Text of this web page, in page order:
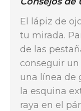
El lápiz de
tu mirada.
de las
conseguir
una línea de
la esquina
raya en el